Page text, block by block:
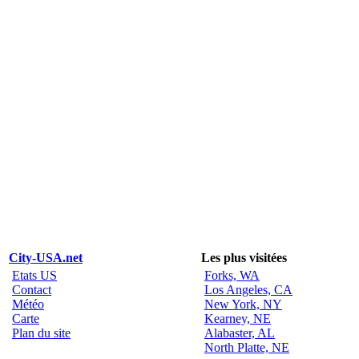
City-USA.net
Les plus visitées
Etats US
Contact
Météo
Carte
Plan du site
Forks, WA
Los Angeles, CA
New York, NY
Kearney, NE
Alabaster, AL
North Platte, NE